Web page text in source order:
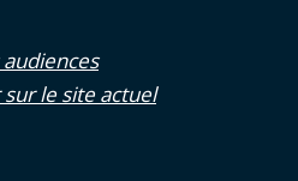
le site actuel